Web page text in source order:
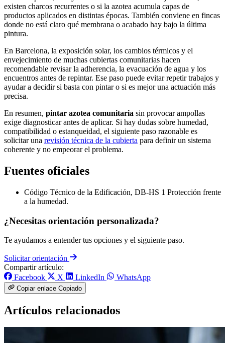
existen charcos recurrentes o si la azotea acumula capas de
productos aplicados en distintas épocas. También conviene en fincas
donde no está claro qué membrana o acabado hay bajo la última
pintura.
En Barcelona, la exposición solar, los cambios térmicos y el
envejecimiento de muchas cubiertas comunitarias hacen
recomendable revisar la adherencia, la evacuación de agua y los
encuentros antes de repintar. Ese paso puede evitar repetir trabajos y
ayudar a decidir si basta con pintar o si es mejor una actuación más
precisa.
En resumen, pintar azotea comunitaria sin provocar ampollas
exige diagnosticar antes de aplicar. Si hay dudas sobre humedad,
compatibilidad o estanqueidad, el siguiente paso razonable es
solicitar una revisión técnica de la cubierta para definir un sistema
coherente y no empeorar el problema.
Fuentes oficiales
Código Técnico de la Edificación, DB-HS 1 Protección frente
a la humedad.
¿Necesitas orientación personalizada?
Te ayudamos a entender tus opciones y el siguiente paso.
Solicitar orientación
Compartir artículo:
Facebook
X LinkedIn WhatsApp
Copiar enlace Copiado
Artículos relacionados